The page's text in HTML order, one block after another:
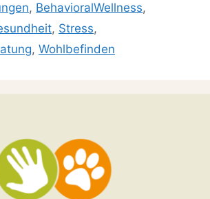
, BehavioralWellness,
, Stress,
, Wohlbefinden